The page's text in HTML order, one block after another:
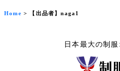
Home > 【出品者】naga1
日本最大の制